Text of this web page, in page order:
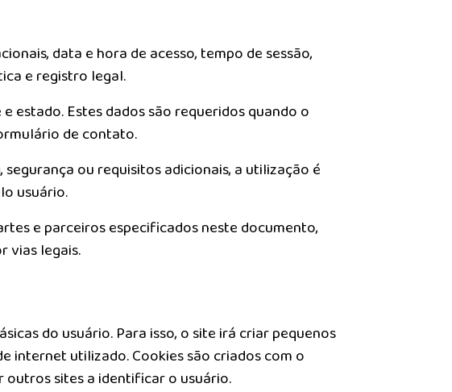
data e hora de acesso, tempo de sessão,
e registro legal.
estado. Estes dados são requeridos quando o
de contato.
ou requisitos adicionais, a utilização é
usuário.
e parceiros especificados neste documento,
vias legais.
do usuário. Para isso, o site irá criar pequenos
internet utilizado. Cookies são criados com o
sites a identificar o usuário.